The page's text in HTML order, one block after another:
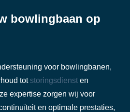
bowlingbaan op
voor bowlingbanen,
tot storingsdienst en
expertise zorgen wij voor
en optimale prestaties,